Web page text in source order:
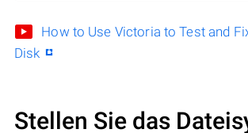
How to Use Victoria to Test and
Disk
Stellen Sie das